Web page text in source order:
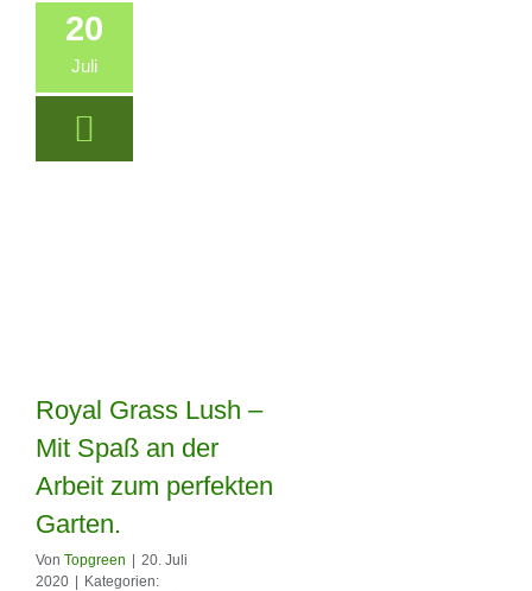
20
Juli
Royal Grass Lush
– Mit Spaß an der
Arbeit zum
Royal Grass Lush –
Mit Spaß an der
Arbeit zum perfekten
Garten.
Von Topgreen | 20. Juli
2020 | Kategorien: